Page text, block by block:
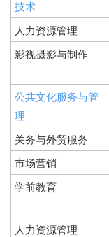
技术
人力资源管理
影视摄影与制作
公共文化服务与管
理
关务与外贸服务
市场营销
学前教育
人力资源管理